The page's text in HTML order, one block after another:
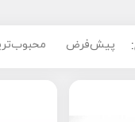
پیش‌فرض